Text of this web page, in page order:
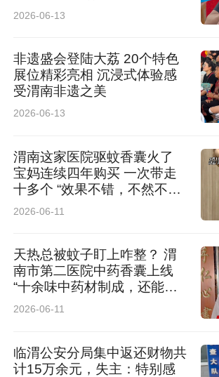
出陕西”
2026-06-13
非遗盛会登陆大荔 20个特色
展位精彩亮相 沉浸式体验感
受渭南非遗之美
2026-06-13
渭南这家医院驱蚊香囊火了
宝妈连续四年购买 一次带走
十多个 “效果不错，不然不会
年年来买”
2026-06-11
天热总被蚊子盯上咋整？ 渭
南市第二医院中药香囊上线
“十余味中药材制成，还能健
脾利湿”
2026-06-11
临渭公安分局集中返还财物共
计15万余元，失主：特别感